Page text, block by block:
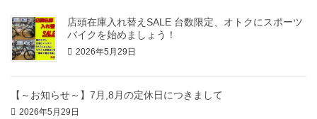
店頭在庫入れ替えSALE 台数限定、オトクにスポーツ
バイクを始めましょう！
2026年5月29日
【～お知らせ～】7月,8月の定休日につきまして
2026年5月29日